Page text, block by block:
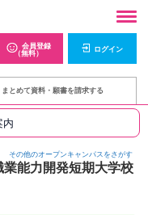
会員登録
（無料）
ログイン
まとめて資料・願書を請求する
内
その他のオープンキャンパスをさがす
能力開発短期大学校